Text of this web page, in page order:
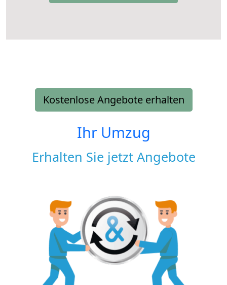
Kostenlose Angebote erhalten
Ihr Umzug
Erhalten Sie jetzt Angebote